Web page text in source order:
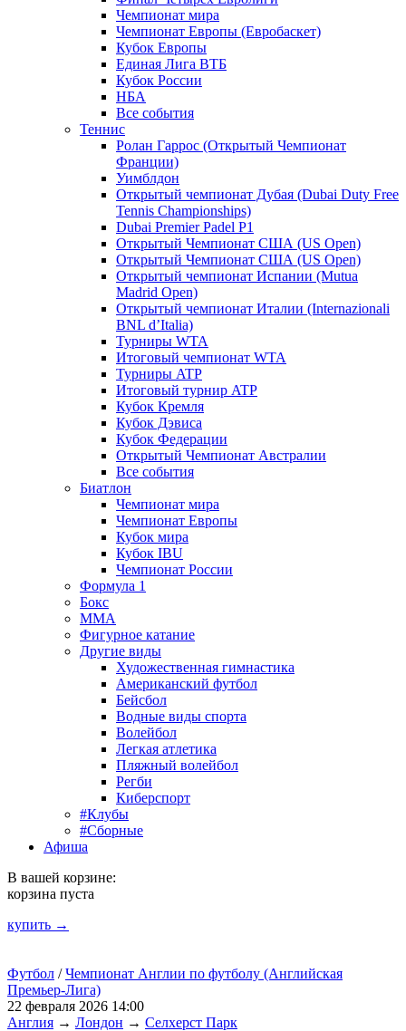
Чемпионат мира
Чемпионат Европы (Евробаскет)
Кубок Европы
Единая Лига ВТБ
Кубок России
НБА
Все события
Теннис
Ролан Гаррос (Открытый Чемпионат
Франции)
Уимблдон
Открытый чемпионат Дубая (Dubai Duty Free
Tennis Championships)
Dubai Premier Padel P1
Открытый Чемпионат США (US Open)
Открытый Чемпионат США (US Open)
Открытый чемпионат Испании (Mutua
Madrid Open)
Открытый чемпионат Италии (Internazionali
BNL d’Italia)
Турниры WTA
Итоговый чемпионат WTA
Турниры ATP
Итоговый турнир ATP
Кубок Кремля
Кубок Дэвиса
Кубок Федерации
Открытый Чемпионат Австралии
Все события
Биатлон
Чемпионат мира
Чемпионат Европы
Кубок мира
Кубок IBU
Чемпионат России
Формула 1
Бокс
MMA
Фигурное катание
Другие виды
Художественная гимнастика
Американский футбол
Бейсбол
Водные виды спорта
Волейбол
Легкая атлетика
Пляжный волейбол
Регби
Киберспорт
#Клубы
#Сборные
Афиша
В вашей корзине:
корзина пуста
купить →
Футбол /Чемпионат Англии по футболу (Английская
Премьер-Лига)
22 февраля 2026 14:00
Англия → Лондон → Селхерст Парк